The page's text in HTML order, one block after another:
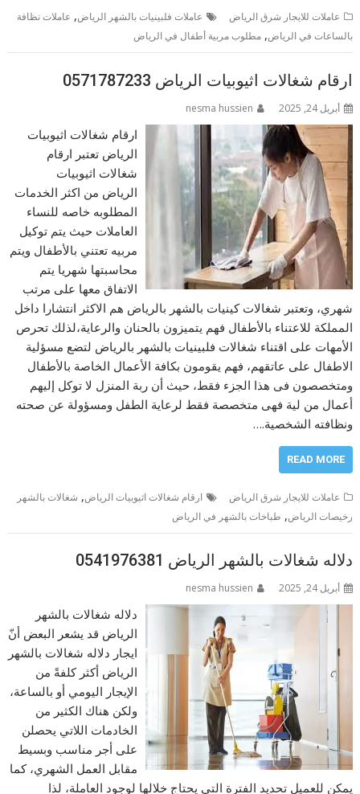
عاملات للايجار شرق الرياض عاملات فلبينيات بالشهر الرياض, عاملات نظافة
بالساعات في الرياض,مطلوب مربية أطفال في الرياض
ارقام شغالات اثيوبيات الرياض 0571787233
أبريل 24, 2025 nesma hussien
ارقام شغالات اثيوبيات
الرياض تعتبر ارقام
شغالات اثيوبيات
الرياض من اكثر الخدمات
المطلوبه خاصه للنساء
العاملات حيث يتم توكيل
مربيه تعتني بالأطفال ويتم
محاسبتها شهريا يتم
الاتفاق معها على مرتب
شهري، وتعتبر شغالات كينيات بالشهر بالرياض هم الاكثر انتشارا داخل
المملكة للاعتناء بالأطفال فهم يتميزون بالحنان والرعاية،لذلك تحرص
الأمهات على اقتناء شغالات فلبينيات بالشهر بالرياض لتضع مسؤلية
الاطفال على عاتقهم، فهم يقومون بكافة الأعمال الخاصة بالأطفال
ومتخصصون فى هذا الجزء فقط، حيث أن ربة المنزل لا توكل إليهم
أعمال من لية فهى متخصصة فقط لرعاية الطفل ومسؤولة عن صحته
ونظافته الشخصية.…
READ MORE
عاملات للايجار شرق الرياض ارقام شغالات اثيوبيات الرياض, شغالات بالشهر
رخيصات الرياض, طباخات بالشهر في الرياض
دلاله شغالات بالشهر الرياض 0541976381
أبريل 24, 2025 nesma hussien
دلاله شغالات بالشهر
الرياض قد يشعر البعض أنّ
ايجار دلاله شغالات بالشهر
الرياض أكثر كلفةً من
الإيجار اليومي أو بالساعة،
ولكن هناك الكثير من
الخادمات اللاتي يحصلن
على أجر مناسب وبسيط
مقابل العمل الشهري، كما
يمكن للعميل تحديد الفترة التي يحتاج خلالها لوجود العاملة، لذا